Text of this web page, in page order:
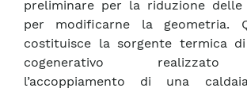
preliminare per la riduzione delle
per modificarne la geometria.
costituisce la sorgente termica
cogenerativo realizzato
l’accoppiamento di una